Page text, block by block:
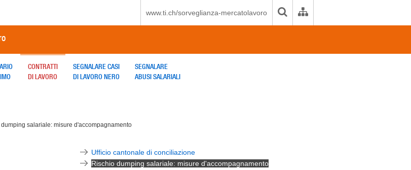
www.ti.ch/sorveglianza-mercatolavoro
CONTRATTI
DI LAVORO
SEGNALARE CASI
DI LAVORO NERO
SEGNALARE
ABUSI SALARIALI
dumping salariale: misure d'accompagnamento
Ufficio cantonale di conciliazione
Rischio dumping salariale: misure d'accompagnamento